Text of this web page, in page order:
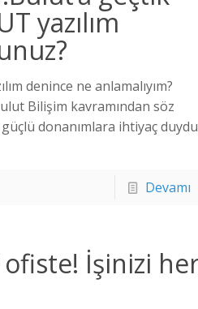
yazılım
denince ne anlamalıyım?
Bilişim kavramından söz
donanımlara ihtiyaç
Devamı
İşinizi